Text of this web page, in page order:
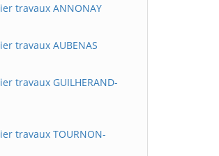
travaux ANNONAY
travaux AUBENAS
travaux GUILHERAND-
travaux TOURNON-